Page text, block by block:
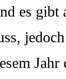
es gibt
Jahr